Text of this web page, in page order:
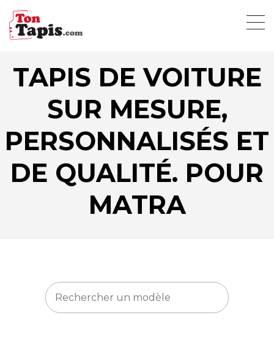
TAPIS DE VOITURE
SUR MESURE,
PERSONNALISÉS ET
DE QUALITÉ. POUR
MATRA